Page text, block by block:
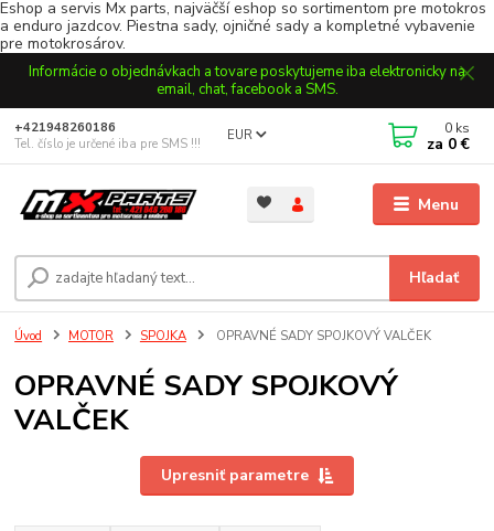
Eshop a servis Mx parts, najväčší eshop so sortimentom pre motokros
a enduro jazdcov. Piestna sady, ojničné sady a kompletné vybavenie
pre motokrosárov.
Informácie o objednávkach a tovare poskytujeme iba elektronicky na
email, chat, facebook a SMS.
Menu
EUR
Hľadať
+421948260186
Tel. číslo je určené iba pre SMS !!!
0 ks
za 0 €
Úvod MOTOR SPOJKA OPRAVNÉ SADY SPOJKOVÝ VALČEK
OPRAVNÉ SADY SPOJKOVÝ
VALČEK
Upresniť parametre